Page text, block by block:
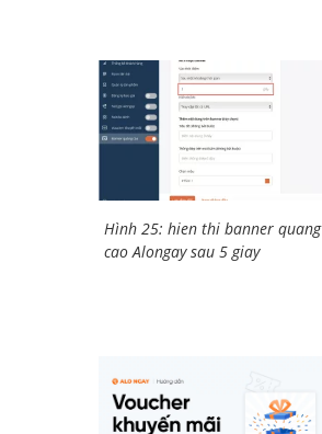
Hình 25: hien thi banner quang
cao Alongay sau 5 giay